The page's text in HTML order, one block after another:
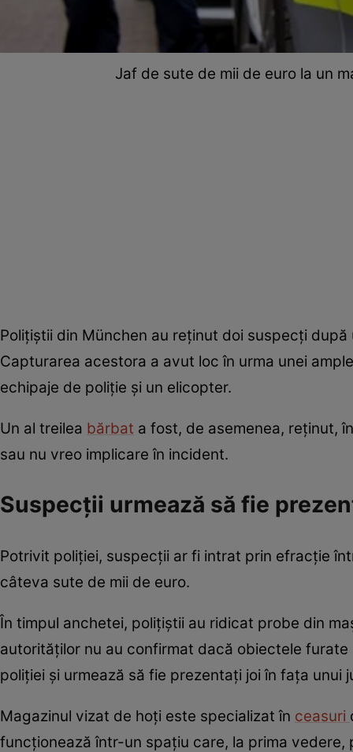
Jaf de sute de mii de euro la un
Polițiștii din München au reținut doi suspecți
Capturarea acestora a avut loc în urma unei
echipaje de poliție și un elicopter.
Un al treilea bărbat a fost, de asemenea, reținut,
sau nu vreo implicare în incident.
Suspecții urmează să fie
Potrivit poliției, suspecții ar fi intrat prin efracție
câteva sute de mii de euro.
În timpul anchetei, polițiștii au ridicat probe din
autorităților nu au confirmat dacă obiectele
poliției și urmează să fie prezentați joi în fața unui
Magazinul vizat de hoți este specializat în ceasuri
funcționează într-un spațiu care, la prima